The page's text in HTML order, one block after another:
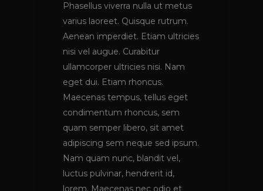
Phasellus viverra nulla ut metus
varius laoreet. Quisque rutrum.
Aenean imperdiet. Etiam ultricies
nisi vel augue. Curabitur
ullamcorper ultricies nisi. Nam
eget dui. Etiam rhoncus.
Maecenas tempus, tellus eget
condimentum rhoncus, sem
quam semper libero, sit amet
adipiscing sem neque sed ipsum.
Nam quam nunc, blandit vel,
luctus pulvinar, hendrerit id,
lorem. Maecenas nec odio et